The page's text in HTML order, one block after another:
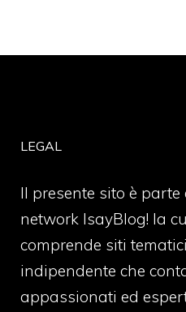
LEGAL
Il presente sito è parte
network IsayBlog! la
comprende siti
indipendente che
appassionati ed